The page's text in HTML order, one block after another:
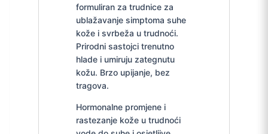
formuliran za trudnice za
ublažavanje simptoma suhe
kože i svrbeža u trudnoći.
Prirodni sastojci trenutno
hlade i umiruju zategnutu
kožu. Brzo upijanje, bez
tragova.
Hormonalne promjene i
rastezanje kože u trudnoći